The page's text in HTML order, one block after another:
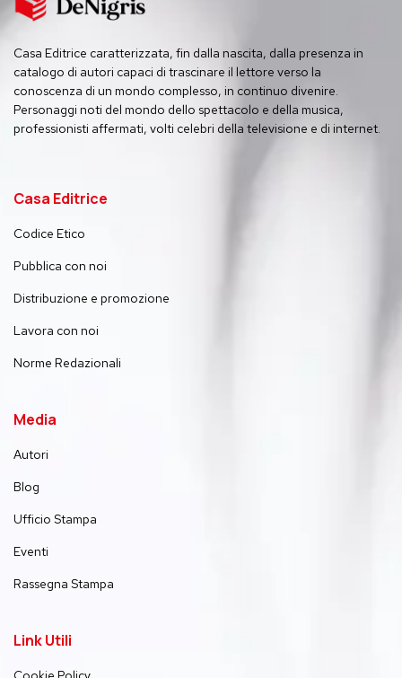
Casa Editrice caratterizzata, fin dalla nascita, dalla presenza in
catalogo di autori capaci di trascinare il lettore verso la
conoscenza di un mondo complesso, in continuo divenire.
Personaggi noti del mondo dello spettacolo e della musica,
professionisti affermati, volti celebri della televisione e di internet.
Casa Editrice
Codice Etico
Pubblica con noi
Distribuzione e promozione
Lavora con noi
Norme Redazionali
Media
Autori
Blog
Ufficio Stampa
Eventi
Rassegna Stampa
Link Utili